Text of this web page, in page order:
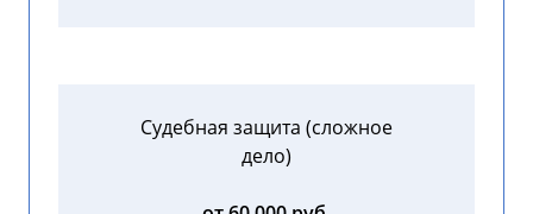
Судебная защита (сложное
дело)